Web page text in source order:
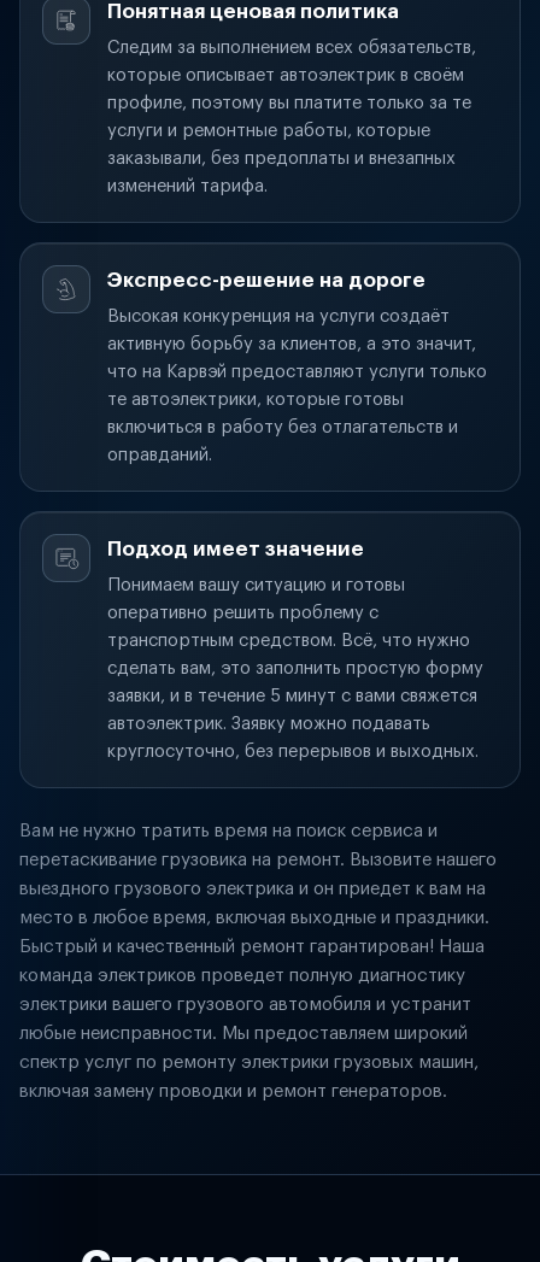
Понятная ценовая политика
Следим за выполнением всех обязательств,
которые описывает автоэлектрик в своём
профиле, поэтому вы платите только за те
услуги и ремонтные работы, которые
заказывали, без предоплаты и внезапных
изменений тарифа.
Экспресс-решение на дороге
Высокая конкуренция на услуги создаёт
активную борьбу за клиентов, а это значит,
что на Карвэй предоставляют услуги только
те автоэлектрики, которые готовы
включиться в работу без отлагательств и
оправданий.
Подход имеет значение
Понимаем вашу ситуацию и готовы
оперативно решить проблему с
транспортным средством. Всё, что нужно
сделать вам, это заполнить простую форму
заявки, и в течение 5 минут с вами свяжется
автоэлектрик. Заявку можно подавать
круглосуточно, без перерывов и выходных.
Вам не нужно тратить время на поиск сервиса и
перетаскивание грузовика на ремонт. Вызовите нашего
выездного грузового электрика и он приедет к вам на
место в любое время, включая выходные и праздники.
Быстрый и качественный ремонт гарантирован! Наша
команда электриков проведет полную диагностику
электрики вашего грузового автомобиля и устранит
любые неисправности. Мы предоставляем широкий
спектр услуг по ремонту электрики грузовых машин,
включая замену проводки и ремонт генераторов.